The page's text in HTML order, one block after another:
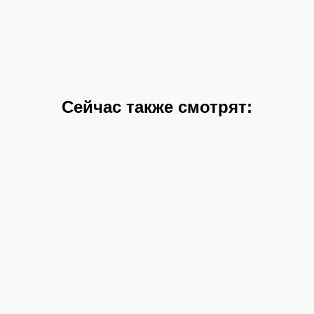
Сейчас также смотрят: